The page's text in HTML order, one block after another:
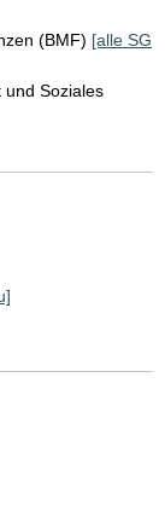
(BMF) [alle SG
und Soziales